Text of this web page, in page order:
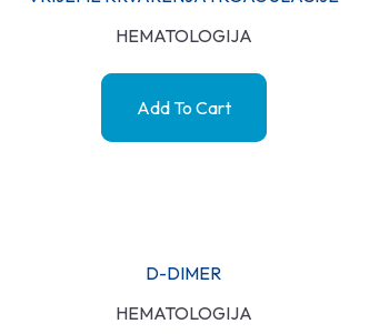
HEMATOLOGIJA
Add To Cart
D-DIMER
HEMATOLOGIJA